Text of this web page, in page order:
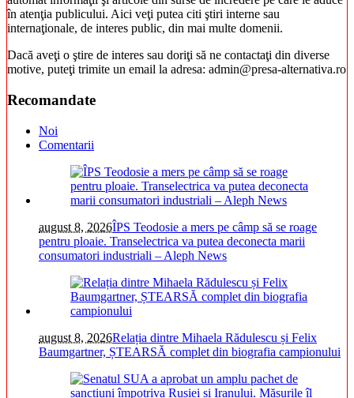
în atenţia publicului. Aici veţi putea citi ştiri interne sau
internaţionale, de interes public, din mai multe domenii.
Dacă aveţi o ştire de interes sau doriţi să ne contactaţi din diverse
motive, puteţi trimite un email la adresa: admin@presa-alternativa.ro
Recomandate
Noi
Comentarii
august 8, 2026ÎPS Teodosie a mers pe câmp să se roage
pentru ploaie. Transelectrica va putea deconecta marii
consumatori industriali – Aleph News
august 8, 2026Relația dintre Mihaela Rădulescu și Felix
Baumgartner, ȘTEARSĂ complet din biografia campionului